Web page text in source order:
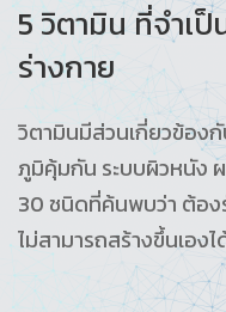
5 วิตามิน ที่จำเ
ร่างกาย
วิตามินมีส่วนเกี่ยวข้อง
ภูมิคุ้มกัน ระบบผิวหนัง
30 ชนิดที่ค้นพบว่า ต้อง
ไม่สามารถสร้างขึ้นเองไ